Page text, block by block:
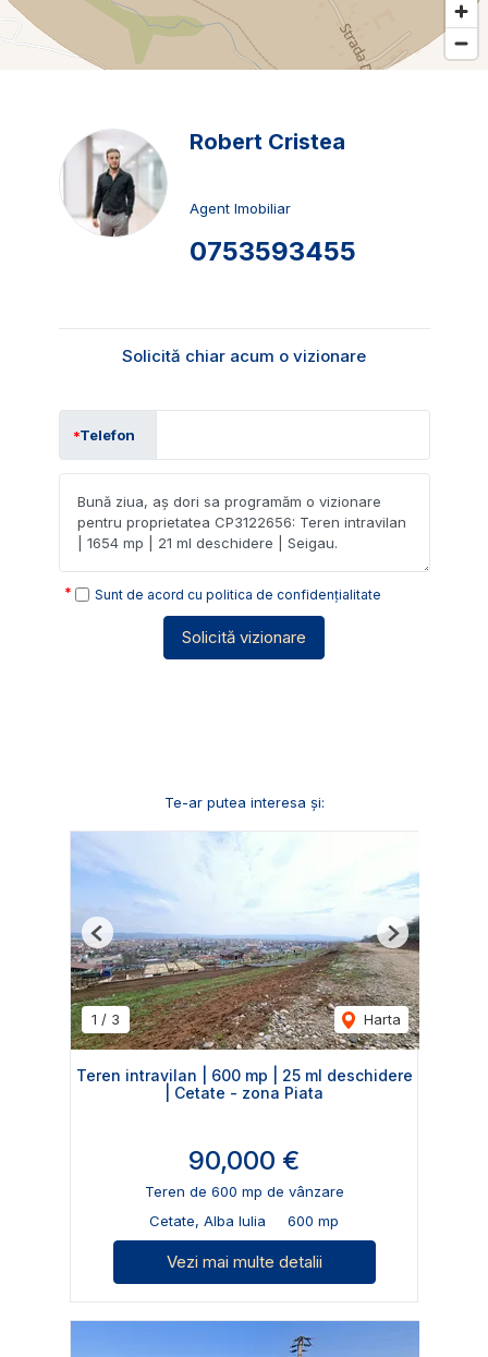
Robert Cristea
Agent Imobiliar
0753593455
Solicită chiar acum o vizionare
Telefon
Sunt de acord cu politica de confidențialitate
Solicită vizionare
Te-ar putea interesa și:
1 / 3 Harta
Previous Next
Teren intravilan | 600 mp | 25 ml deschidere
| Cetate - zona Piata
90,000 €
Teren de 600 mp de vânzare
Cetate, Alba Iulia
600 mp
Vezi mai multe detalii